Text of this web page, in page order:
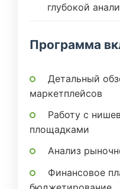
глубокой
Программа
Детальный
маркетплейсов
Работу с
площадками
Анализ
Финансовое